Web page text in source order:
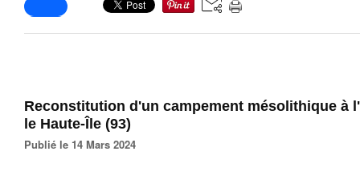
Reconstitution d'un campement mésolithique à
le Haute-Île (93)
Publié le 14 Mars 2024